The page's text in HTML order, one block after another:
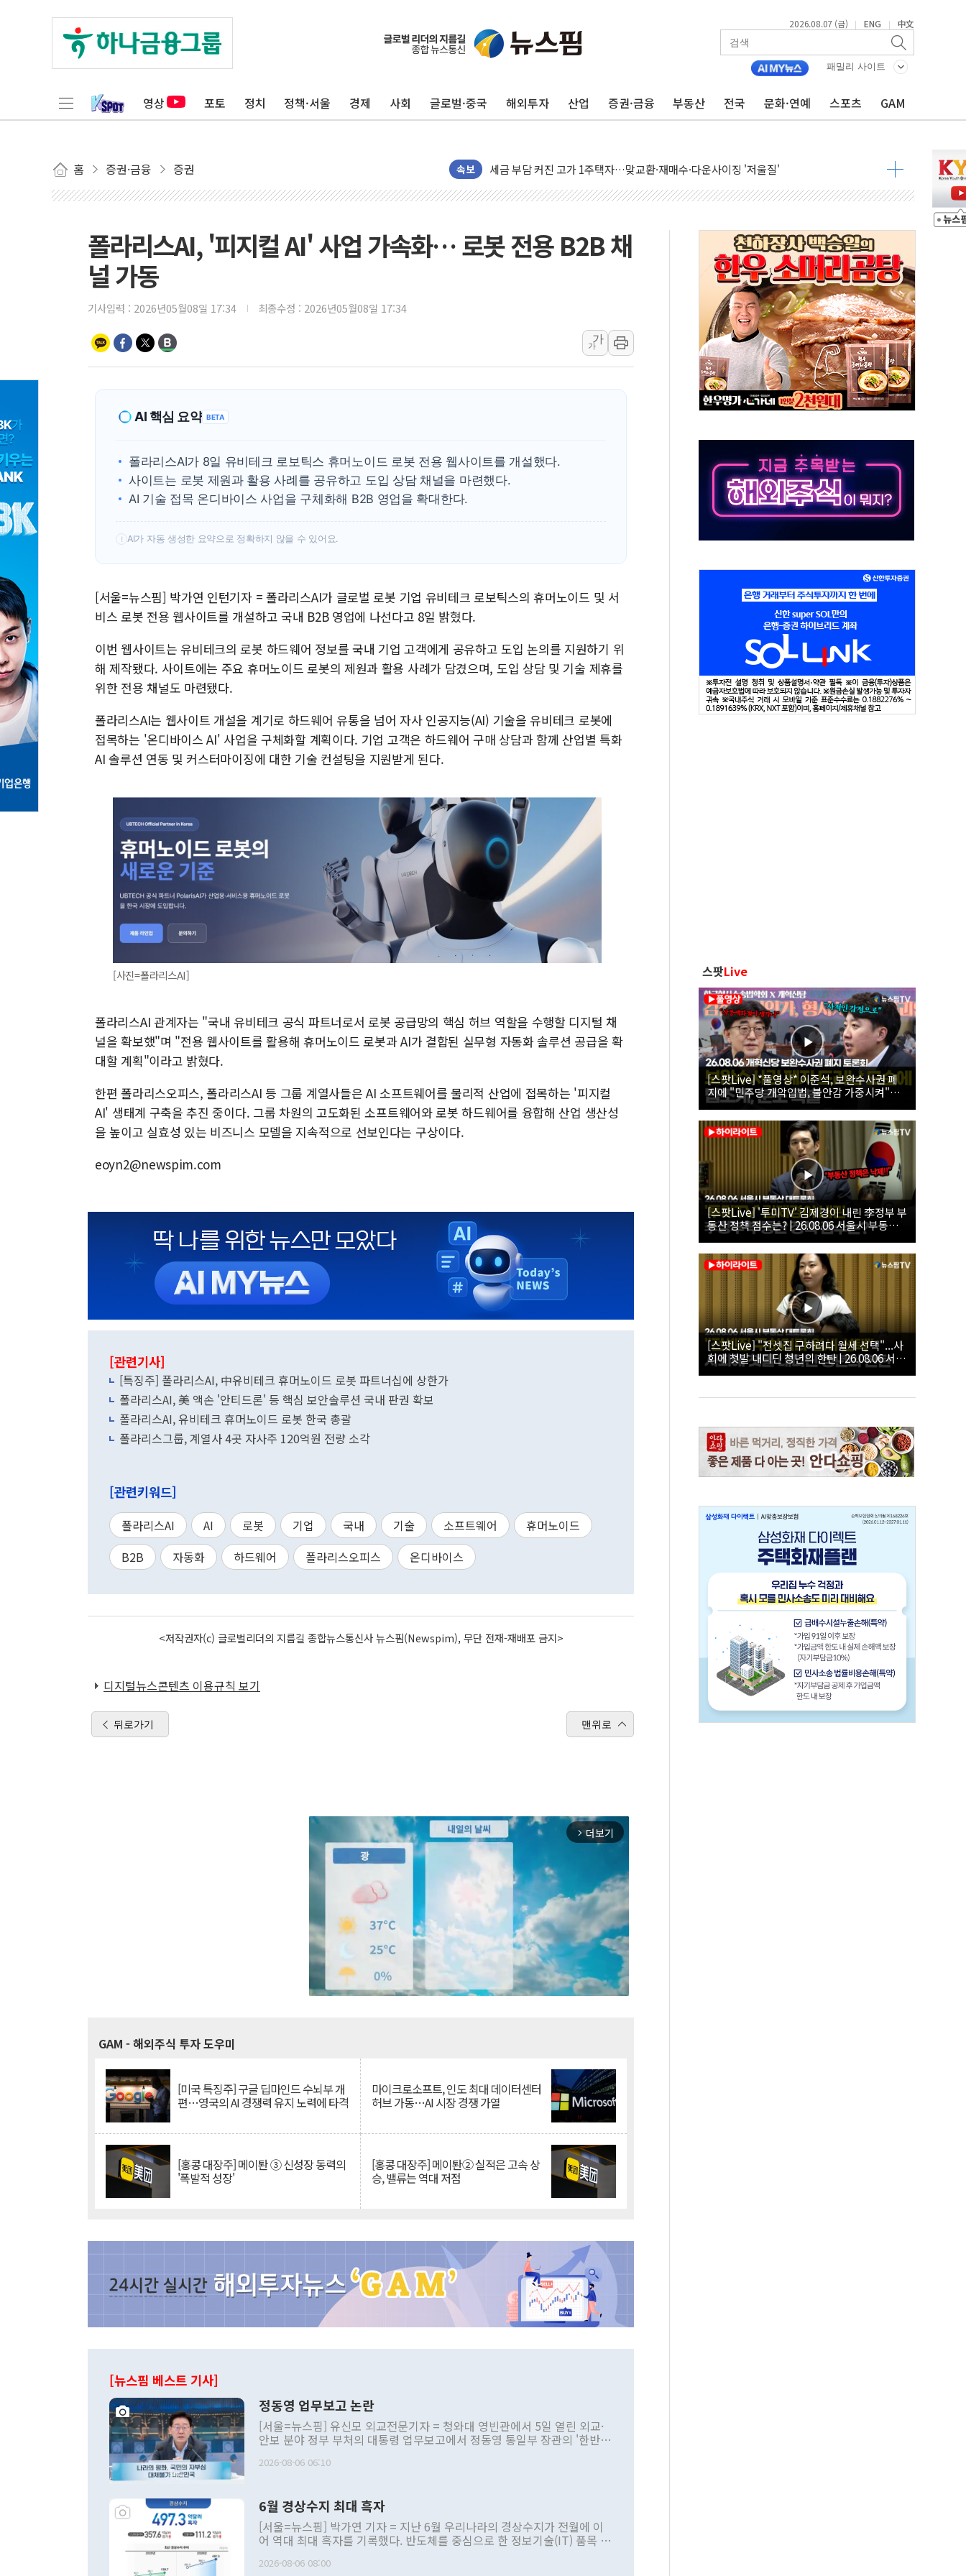
2026.08.07 (금) | ENG | 中文
패밀리 사이트
영상 포토 정치 정책·서울 경제 사회 글로벌·중국 해외투자 산업 증권·금융 부동산 전국 문화·연예 스포츠 GAM
홈 증권·금융 증권 속보
현대리바트, 원가 개선으로 실적 방어…다음 과제는 '외형 확대'
"세금 부담 덜자"…비거주 1주택자 귀환 조짐에 전월세시장 '긴장'
[금/유가] 이란의 호르무즈 해협 통항 제한 검토에 유가 3% 급등…금값 보합
뉴욕증시, 유가·금리 부담에 하락…다우 5거래일 랠리 '마침표'
[민주 당권주자 일정] 송영길·정청래·김민석 후보 - 8월 7일
李대통령, 오늘 부동산 정책 점검 2차 회의…주택 공급 대책 막바지 조율할 듯
[오늘의 국회일정] 상임위·세미나·기자회견·주요 정당 - 8월 7일
이란, 美·이스라엘 선박 호르무즈 통항 제한 추진…美 "통행 막을 권한 없어"
유럽증시, 견조한 실적 소화하며 대부분 상승… "2분기 기업 순이익 21% 증가" 전망
리투아니아 국방 "러, 우크라 드론으로 나토 회원국 공격 검토… 거짓 깃발 작전"
구광모, 내주 실리콘밸리서 젠슨 황 재회…로봇·AI 데이터센터·모빌리티 구체화
뉴욕증시 개장 전 특징주...모더나·아이온큐·도어대시↑ VS 샌디스크·피그마·앱러빈↓
청와대, 북한 단거리 탄도미사일 발사에 긴급 안보 점검회의
금값 7주 만에 최고…美 고용 둔화·호르무즈 재개방 기대에 강세
[인도증시] 중동 긴장 완화에 실적 호조까지, 상승...호실적 보고 기업 상승세 뚜렷
폴라리스AI, '피지컬 AI' 사업 가속화… 로봇 전용 B2B 채
널 가동
기사입력 : 2026년05월08일 17:34 최종수정 : 2026년05월08일 17:34
가
가
AI 핵심 요약 BETA
폴라리스AI가 8일 유비테크 로보틱스 휴머노이드 로봇 전용 웹사이트를 개설했다.
사이트는 로봇 제원과 활용 사례를 공유하고 도입 상담 채널을 마련했다.
AI 기술 접목 온디바이스 사업을 구체화해 B2B 영업을 확대한다.
! AI가 자동 생성한 요약으로 정확하지 않을 수 있어요.
[서울=뉴스핌] 박가연 인턴기자 = 폴라리스AI가 글로벌 로봇 기업 유비테크 로보틱스의 휴머노이드 및 서
비스 로봇 전용 웹사이트를 개설하고 국내 B2B 영업에 나선다고 8일 밝혔다.
이번 웹사이트는 유비테크의 로봇 하드웨어 정보를 국내 기업 고객에게 공유하고 도입 논의를 지원하기 위
해 제작됐다. 사이트에는 주요 휴머노이드 로봇의 제원과 활용 사례가 담겼으며, 도입 상담 및 기술 제휴를
위한 전용 채널도 마련됐다.
폴라리스AI는 웹사이트 개설을 계기로 하드웨어 유통을 넘어 자사 인공지능(AI) 기술을 유비테크 로봇에
접목하는 '온디바이스 AI' 사업을 구체화할 계획이다. 기업 고객은 하드웨어 구매 상담과 함께 산업별 특화
AI 솔루션 연동 및 커스터마이징에 대한 기술 컨설팅을 지원받게 된다.
[사진=폴라리스AI]
폴라리스AI 관계자는 "국내 유비테크 공식 파트너로서 로봇 공급망의 핵심 허브 역할을 수행할 디지털 채
널을 확보했"며 "전용 웹사이트를 활용해 휴머노이드 로봇과 AI가 결합된 실무형 자동화 솔루션 공급을 확
대할 계획"이라고 밝혔다.
한편 폴라리스오피스, 폴라리스AI 등 그룹 계열사들은 AI 소프트웨어를 물리적 산업에 접목하는 '피지컬
AI' 생태계 구축을 추진 중이다. 그룹 차원의 고도화된 소프트웨어와 로봇 하드웨어를 융합해 산업 생산성
을 높이고 실효성 있는 비즈니스 모델을 지속적으로 선보인다는 구상이다.
eoyn2@newspim.com
[관련기사]
[특징주] 폴라리스AI, 中유비테크 휴머노이드 로봇 파트너십에 상한가
폴라리스AI, 美 액손 '안티드론' 등 핵심 보안솔루션 국내 판권 확보
폴라리스AI, 유비테크 휴머노이드 로봇 한국 총괄
폴라리스그룹, 계열사 4곳 자사주 120억원 전량 소각
[관련키워드]
폴라리스AI AI 로봇 기업 국내 기술 소프트웨어
휴머노이드
B2B
자동화 하드웨어 폴라리스오피스 온디바이스
<저작권자(c) 글로벌리더의 지름길 종합뉴스통신사 뉴스핌(Newspim), 무단 전재-재배포 금지>
디지털뉴스콘텐츠 이용규칙 보기
뒤로가기 맨위로
arrow_forward_ios 더보기
GAM - 해외주식 투자 도우미
[미국 특징주] 구글 딥마인드 수뇌부 개
편…영국의 AI 경쟁력 유지 노력에 타격
마이크로소프트, 인도 최대 데이터센터
허브 가동…AI 시장 경쟁 가열
[홍콩 대장주] 메이퇀 ③ 신성장 동력의
'폭발적 성장'
[홍콩 대장주] 메이퇀② 실적은 고속 상
승, 밸류는 역대 저점
[뉴스핌 베스트 기사]
정동영 업무보고 논란
[서울=뉴스핌] 유신모 외교전문기자 = 청와대 영빈관에서 5일 열린 외교·
안보 분야 정부 부처의 대통령 업무보고에서 정동영 통일부 장관의 '한반도
발언 중에는 정부 내 조율을 거치지 않은 사안을 정책으로 추진하겠다고 공
주의적 희망에 근거한 비현실적 구상'이라는 비판을 내놨다. 그동안 정 장
관의 대북 정책 관련 발언이 물의를 빚은 적은 여러 번 있지만 대통령과 유
관 부처 장관이 공개적으로 부정적 입장을 표명한 것은 이례적이다. 정 장
관의 무리한 대북 접근법과 월권을 제어해야 한다는 목소리도 높아지고 있
다. [정동영 통일부 장관이 지난달 23일 오후 서울 종로구 정부서울청사에
2026-08-06 06:10
6월 경상수지 최대 흑자
[서울=뉴스핌] 박가연 기자 = 지난 6월 우리나라의 경상수지가 전월에 이
어 역대 최대 흑자를 기록했다. 반도체를 중심으로 한 정보기술(IT) 품목 수
료=한국은행] 한국은행이 6일 발표한 '2026년 6월 국제수지(잠정)'에 따르
2026-08-06 08:00
스팟Live
[스팟Live] *풀영상* 이준석, 보완수사권 폐
지에 "민주당 개악입법, 불안감 가중시켜"｜
26.08.06 개혁신당 보완수사권 폐지 토론회
[스팟Live] '투미TV' 김제경이 내린 李정부 부
동산 정책 점수는? | 26.08.06 서울시 부동산
대토론회
[스팟Live] "전셋집 구하려다 월세 선택"...사
회에 첫발 내디딘 청년의 한탄 | 26.08.06 서울
시 부동산 대토론회